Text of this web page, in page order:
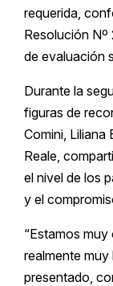
requerida,
Resolución Nº
de evaluación
Durante la
figuras de
Comini, Liliana
Reale,
el nivel de los
y el
“Estamos
realmente
presentado,